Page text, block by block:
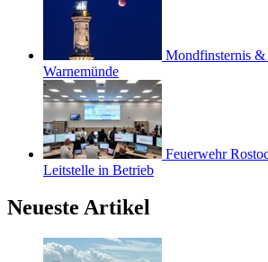
Mondfinsternis
Warnemünde
Feuerwehr
Leitstelle in Betrieb
Neueste Artikel